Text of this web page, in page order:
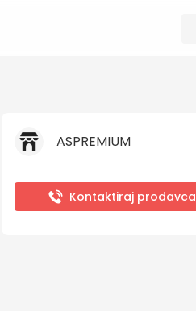
ASPREMIUM
Kontaktiraj prodavca